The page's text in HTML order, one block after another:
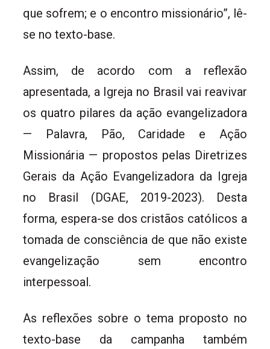
que sofrem; e o encontro missionário”, lê-
se no texto-base.
Assim, de acordo com a reflexão
apresentada, a Igreja no Brasil vai reavivar
os quatro pilares da ação evangelizadora
— Palavra, Pão, Caridade e Ação
Missionária — propostos pelas Diretrizes
Gerais da Ação Evangelizadora da Igreja
no Brasil (DGAE, 2019-2023). Desta
forma, espera-se dos cristãos católicos a
tomada de consciência de que não existe
evangelização sem encontro
interpessoal.
As reflexões sobre o tema proposto no
texto-base da campanha também